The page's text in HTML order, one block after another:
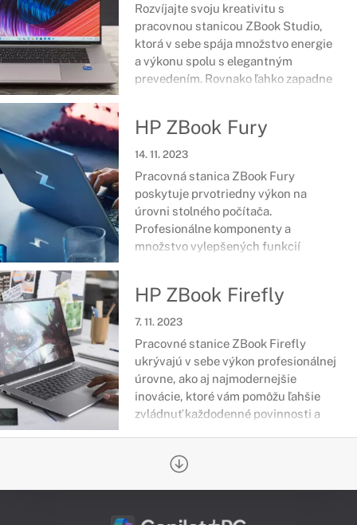
Rozvíjajte svoju kreativitu s
pracovnou stanicou ZBook Studio,
ktorá v sebe spája množstvo energie
a výkonu spolu s elegantným
prevedením. Rovnako ľahko zapadne
dizajnové aplikácie.
HP ZBook Fury
14. 11. 2023
Pracovná stanica ZBook Fury
poskytuje prvotriedny výkon na
úrovni stolného počítača.
Profesionálne komponenty a
množstvo vylepšených funkcií
inžinierov a vedcov, produktových
dizajnérov či samotných vývojárov.
HP ZBook Firefly
7. 11. 2023
Pracovné stanice ZBook Firefly
ukrývajú v sebe výkon profesionálnej
úrovne, ako aj najmodernejšie
inovácie, ktoré vám pomôžu ľahšie
zvládnuť každodenné povinnosti a
tvorbu 2D či 3D návrhov a množstvo